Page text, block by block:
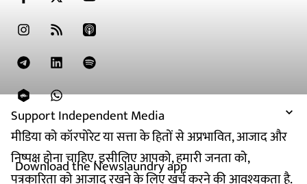
Support Independent Media
मीडिया को कॉरपोरेट या सत्ता के हितों से अप्रभावित, आजाद और
निष्पक्ष होना चाहिए. इसीलिए आपको, हमारी जनता को,
पत्रकारिता को आजाद रखने के लिए खर्च करने की आवश्यकता है.
Download the Newslaundry app